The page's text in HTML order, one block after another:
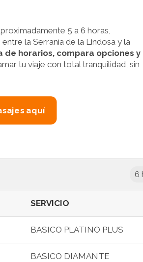
5 a 6 horas,
la Serranía de la Lindosa y la
de horarios, compara opciones y
tu viaje con total tranquilidad, sin
aquí
6
SERVICIO
BASICO PLATINO PLUS
BASICO DIAMANTE